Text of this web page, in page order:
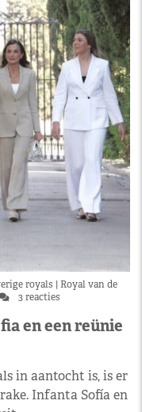
royals
Royal van de
3 reacties
en een reünie
in aantocht is, is er
Infanta Sofía en